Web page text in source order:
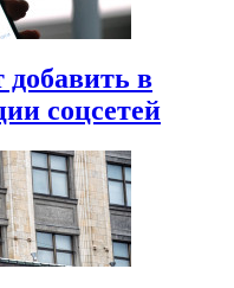
в
соцсетей